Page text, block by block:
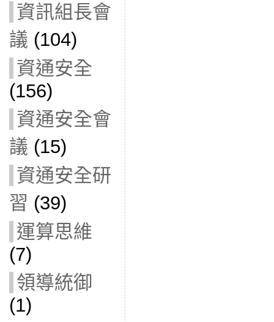
資訊組長會
議 (104)
資通安全
(156)
資通安全會
議 (15)
資通安全研
習 (39)
運算思維
(7)
領導統御
(1)